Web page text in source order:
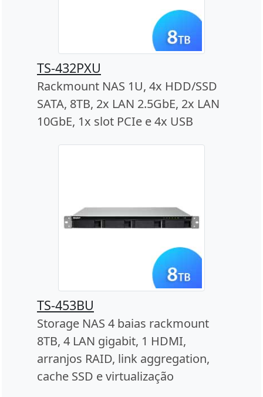
TS-432PXU
Rackmount NAS 1U, 4x HDD/SSD
SATA, 8TB, 2x LAN 2.5GbE, 2x LAN
10GbE, 1x slot PCIe e 4x USB
TS-453BU
Storage NAS 4 baias rackmount
8TB, 4 LAN gigabit, 1 HDMI,
arranjos RAID, link aggregation,
cache SSD e virtualização